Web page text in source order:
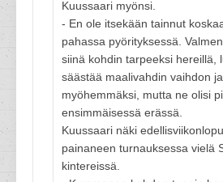
Kuussaari myönsi.
- En ole itsekään tainnut
pahassa pyörityksessä.
siinä kohdin tarpeeksi hereillä,
säästää maalivahdin vaihdon
myöhemmäksi, mutta ne olisi
ensimmäisessä erässä.
Kuussaari näki
painaneen turnauksessa vielä
kintereissä.